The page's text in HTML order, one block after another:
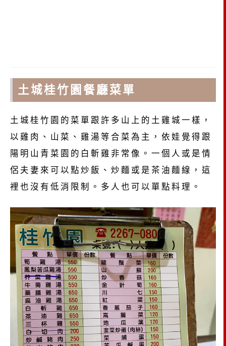
土城桂竹園餐廳菜單
土城桂竹園的菜單跟許多山上的土雞城一樣，
以雞肉、山菜、雞湯等合菜為主，依娃覺得跟
陽明山青菜園的白斬雞非常像。一個人或是情
侶夫妻來可以點炒飯、炒麵或是茶油麵線，這
裡也沒有低消限制。多人也可以單點料理。